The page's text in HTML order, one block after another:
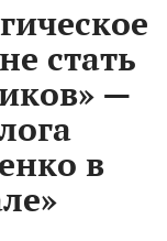
стать
—
в